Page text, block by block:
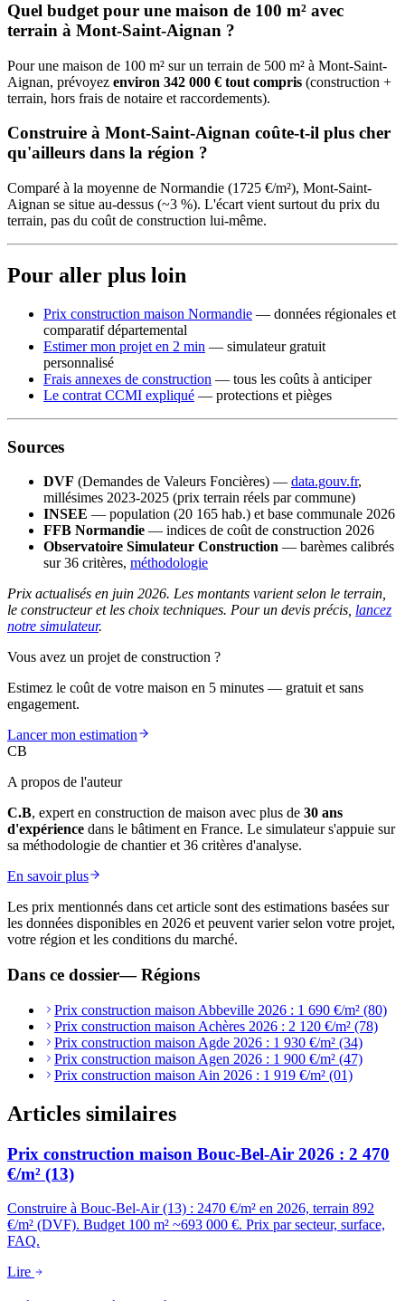
Quel budget pour une maison de 100 m² avec
terrain à Mont-Saint-Aignan ?
Pour une maison de 100 m² sur un terrain de 500 m² à Mont-Saint-
Aignan, prévoyez environ 342 000 € tout compris (construction +
terrain, hors frais de notaire et raccordements).
Construire à Mont-Saint-Aignan coûte-t-il plus cher
qu'ailleurs dans la région ?
Comparé à la moyenne de Normandie (1725 €/m²), Mont-Saint-
Aignan se situe au-dessus (~3 %). L'écart vient surtout du prix du
terrain, pas du coût de construction lui-même.
Pour aller plus loin
Prix construction maison Normandie — données régionales et
comparatif départemental
Estimer mon projet en 2 min — simulateur gratuit
personnalisé
Frais annexes de construction — tous les coûts à anticiper
Le contrat CCMI expliqué — protections et pièges
Sources
DVF (Demandes de Valeurs Foncières) — data.gouv.fr,
millésimes 2023-2025 (prix terrain réels par commune)
INSEE — population (20 165 hab.) et base communale 2026
FFB Normandie — indices de coût de construction 2026
Observatoire Simulateur Construction — barèmes calibrés
sur 36 critères, méthodologie
Prix actualisés en juin 2026. Les montants varient selon le terrain,
le constructeur et les choix techniques. Pour un devis précis, lancez
notre simulateur.
Vous avez un projet de construction ?
Estimez le coût de votre maison en 5 minutes — gratuit et sans
engagement.
Lancer mon estimation
CB
A propos de l'auteur
C.B, expert en construction de maison avec plus de 30 ans
d'expérience dans le bâtiment en France. Le simulateur s'appuie sur
sa méthodologie de chantier et 36 critères d'analyse.
En savoir plus
Les prix mentionnés dans cet article sont des estimations basées sur
les données disponibles en 2026 et peuvent varier selon votre projet,
votre région et les conditions du marché.
Dans ce dossier—Régions
Prix construction maison Abbeville 2026 : 1 690 €/m² (80)
Prix construction maison Achères 2026 : 2 120 €/m² (78)
Prix construction maison Agde 2026 : 1 930 €/m² (34)
Prix construction maison Agen 2026 : 1 900 €/m² (47)
Prix construction maison Ain 2026 : 1 919 €/m² (01)
Articles similaires
Prix construction maison Bouc-Bel-Air 2026 : 2 470
€/m² (13)
Construire à Bouc-Bel-Air (13) : 2470 €/m² en 2026, terrain 892
€/m² (DVF). Budget 100 m² ~693 000 €. Prix par secteur, surface,
FAQ.
Lire